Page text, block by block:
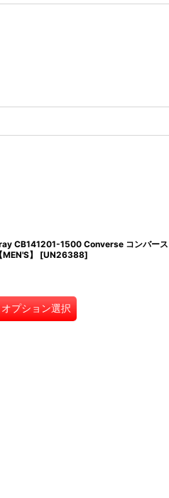
CB141201-1500 Converse コンバース
】
[UN26388]
オプション選択